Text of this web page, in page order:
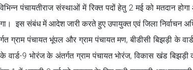
पंचायतीराज संस्थाओं में रिक्त पदों हेतु 2 मई को मतदान
इस संबंध में आदेश जारी करते हुए उपायुक्त एवं जिला निर्वाचन
ग्राम पंचायत भूंपल और ग्राम पंचायत मण, बीडीसी बिझड़ी के
वार्ड-9 भोरंज के अंतर्गत ग्राम पंचायत भोरंज, विकास खंड